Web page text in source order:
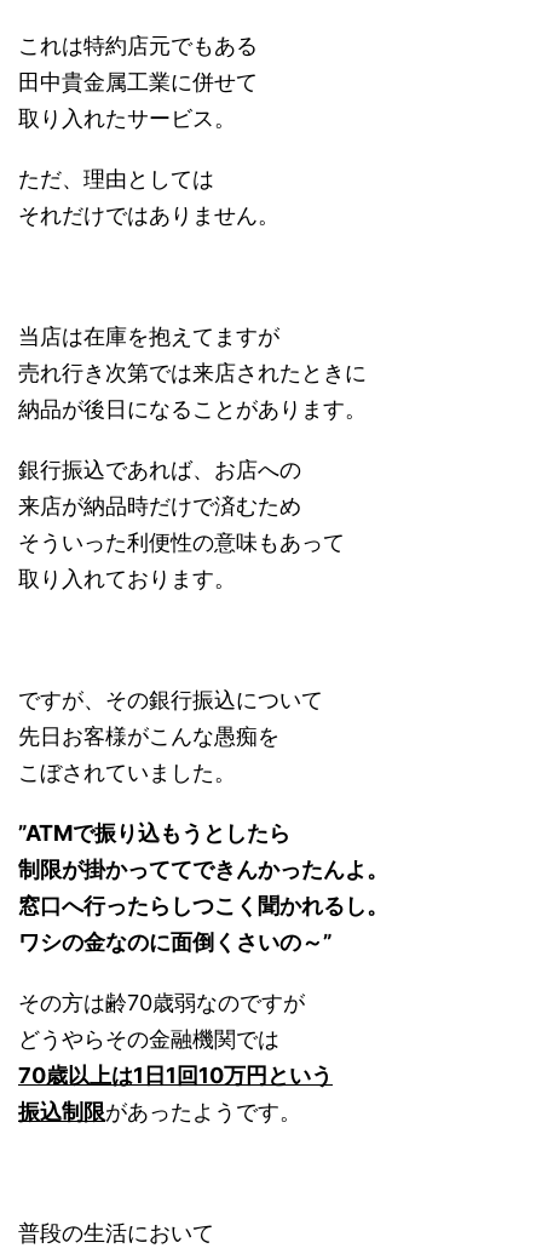
これは特約店元でもある
田中貴金属工業に併せて
取り入れたサービス。
ただ、理由としては
それだけではありません。
当店は在庫を抱えてますが
売れ行き次第では来店されたときに
納品が後日になることがあります。
銀行振込であれば、お店への
来店が納品時だけで済むため
そういった利便性の意味もあって
取り入れております。
ですが、その銀行振込について
先日お客様がこんな愚痴を
こぼされていました。
”ATMで振り込もうとしたら
制限が掛かっててできんかったんよ。
窓口へ行ったらしつこく聞かれるし。
ワシの金なのに面倒くさいの～”
その方は齢70歳弱なのですが
どうやらその金融機関では
70歳以上は1日1回10万円という
振込制限があったようです。
普段の生活において